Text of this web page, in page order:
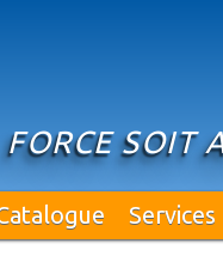
SOIT
Services